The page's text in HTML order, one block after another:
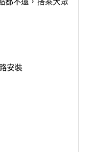
安裝